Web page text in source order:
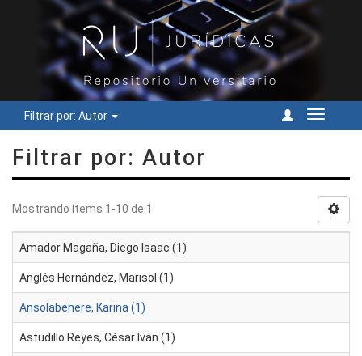
Filtrar por: Autor
Cambiar
Filtrar por: Autor
Mostrando ítems 1-10 de 1
Amador Magaña, Diego Isaac (1)
Anglés Hernández, Marisol (1)
Ansolabehere, Karina (1)
Astudillo Reyes, César Iván (1)